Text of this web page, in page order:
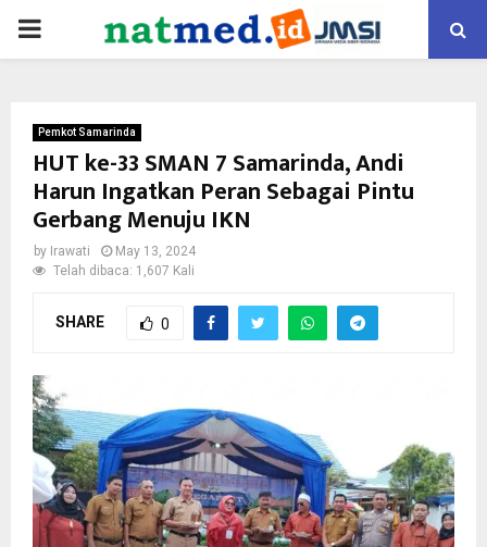
PRIMARY
Pemkot Samarinda
HUT ke-33 SMAN 7 Samarinda, Andi
Harun Ingatkan Peran Sebagai Pintu
Gerbang Menuju IKN
by Irawati
May 13, 2024
Telah dibaca: 1,607 Kali
SHARE 0